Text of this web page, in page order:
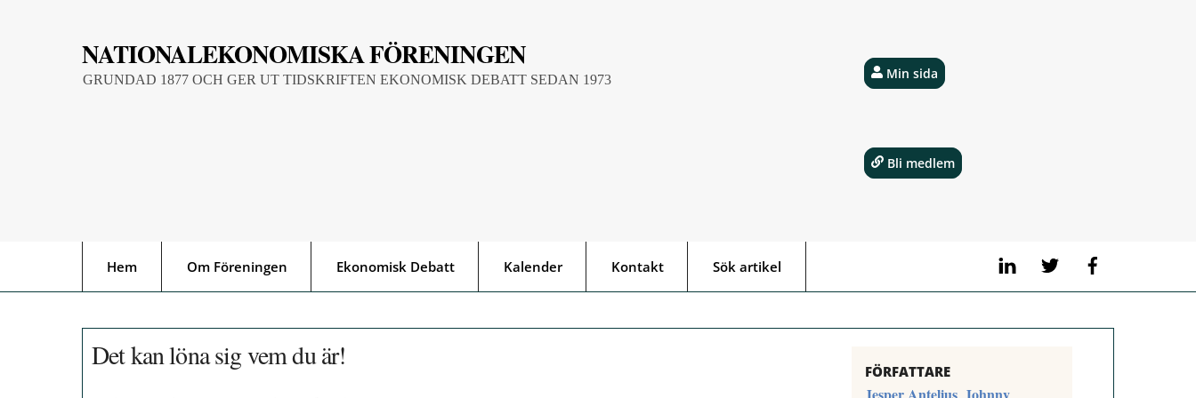
NATIONALEKONOMISKA FÖRENINGEN
GRUNDAD 1877 OCH GER UT TIDSKRIFTEN EKONOMISK DEBATT SEDAN 1973
LinkedIn Twitter
Hem Om Föreningen Ekonomisk Debatt Kalender Kontakt Sök artikel
Min sida
Bli medlem
Det kan löna sig vem du är! FÖRFATTARE
,